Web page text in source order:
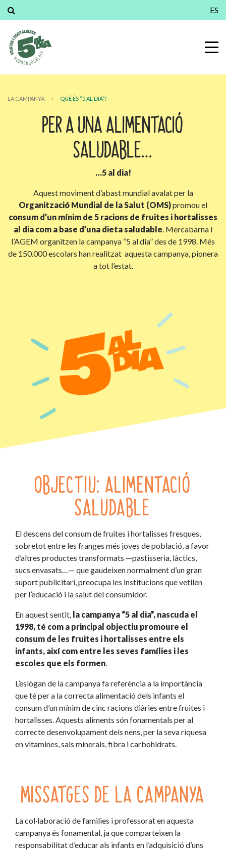
ES
LA CAMPANYA › QUÈ ÉS “5 AL DIA”?
PER A UNA ALIMENTACIÓ
SALUDABLE…
…5 al dia!
Aquest moviment d’abast mundial avalat per la
Organització Mundial de la Salut (OMS)promou el
consum d’un mínim de 5 racions de fruites i hortalisses
al dia com a base d’una dieta saludable. Mercabarna i
l’AGEM organitzen la campanya “5 al dia” des de 1998. Més
de 150.000 escolars han realitzat aquesta campanya, pionera
a tot l’estat.
OBJECTIU: ALIMENTACIÓ
SALUDABLE
El descens del consum de fruites i hortalisses fresques,
sobretot entre les franges més joves de població, a favor
d’altres productes transformats —pastisseria, làctics,
sucs envasats…— que gaudeixen normalment d’un gran
suport publicitari, preocupa les institucions que vetllen
per l’educació i la salut del consumidor.
En aquest sentit, la campanya “5 al dia”, nascuda el
1998, té com a principal objectiu promoure el
consum de les fruites i hortalisses entre els
infants, així com entre les seves famílies i les
escoles que els formen.
L’eslògan de la campanya fa referència a la importància
que té per a la correcta alimentació dels infants el
consum d’un mínim de cinc racions diàries entre fruites i
hortalisses. Aquests aliments són fonamentals per al
correcte desenvolupament dels nens, per la seva riquesa
en vitamines, sals minerals, fibra i carbohidrats.
MISSATGES DE LA CAMPANYA
La col·laboració de families i professorat en aquesta
campanya és fonamental, ja que comparteixen la
responsabilitat d’educar als infants en l’adquisició d’uns